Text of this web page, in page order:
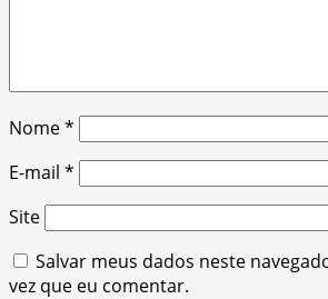
Nome*
E-mail *
Site
Salvar meus dados neste
vez que eu comentar.